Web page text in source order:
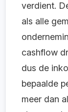
verdient.
als alle
cashflow
dus de
bepaalde
meer dan